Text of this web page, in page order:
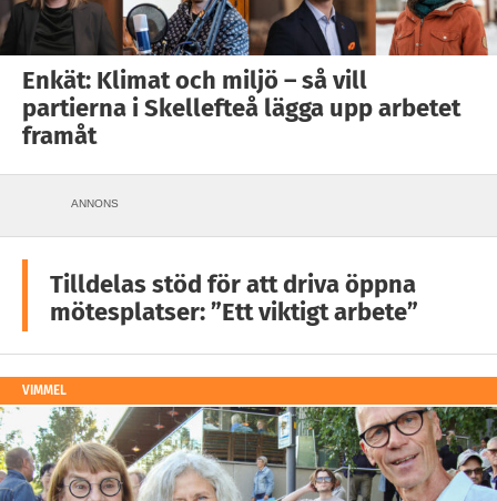
Enkät: Klimat och miljö – så vill
partierna i Skellefteå lägga upp arbetet
framåt
ANNONS
Tilldelas stöd för att driva öppna
mötesplatser: ”Ett viktigt arbete”
VIMMEL